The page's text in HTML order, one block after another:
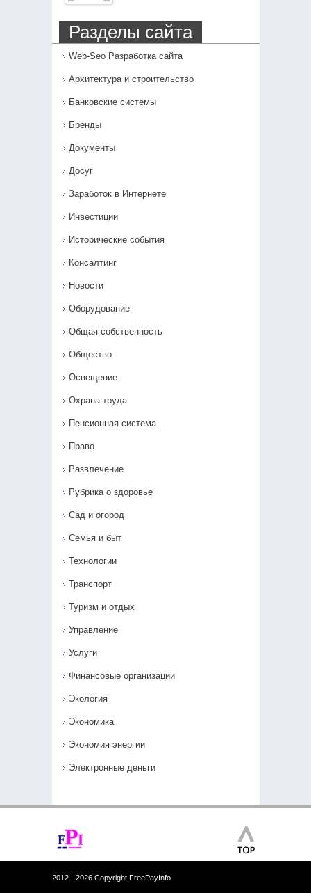
Разделы сайта
Web-Seo Разработка сайта
Архитектура и строительство
Банковские системы
Бренды
Документы
Досуг
Заработок в Интернете
Инвестиции
Исторические события
Консалтинг
Новости
Оборудование
Общая собственность
Общество
Освещение
Охрана труда
Пенсионная система
Право
Развлечение
Рубрика о здоровье
Сад и огород
Семья и быт
Технологии
Транспорт
Туризм и отдых
Управление
Услуги
Финансовые организации
Экология
Экономика
Экономия энергии
Электронные деньги
2012 - 2026 Copyright FreePayInfo